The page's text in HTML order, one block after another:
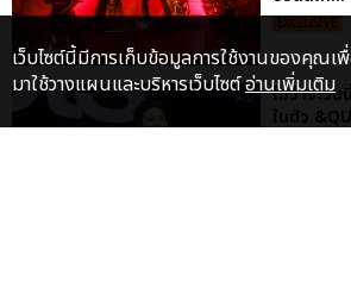
EXCLUSIVE
ไม่ว่าจะวั
ในตัว
เว็บไซต์นี้มีการเก็บข้อมูลการใช้งานของคุณเ
มาใช้วางแผนและบริหารเว็บไซต์อ่านเพิ่มเติม